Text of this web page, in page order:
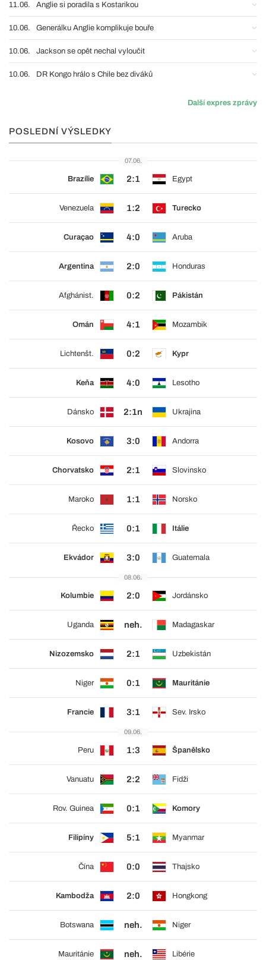
11.06. Anglie si poradila s Kostarikou
10.06. Generálku Anglie komplikuje bouře
10.06. Jackson se opět nechal vyloučit
10.06. DR Kongo hrálo s Chile bez diváků
Další expres zprávy
POSLEDNÍ VÝSLEDKY
07.06.
Brazílie 2:1 Egypt
Venezuela 1:2 Turecko
Curaçao 4:0 Aruba
Argentina 2:0 Honduras
Afghánist. 0:2 Pákistán
Omán 4:1 Mozambik
Lichtenšt. 0:2 Kypr
Keňa 4:0 Lesotho
Dánsko 2:1n Ukrajina
Kosovo 3:0 Andorra
Chorvatsko 2:1 Slovinsko
Maroko 1:1 Norsko
Řecko 0:1 Itálie
Ekvádor 3:0 Guatemala
08.06.
Kolumbie 2:0 Jordánsko
Uganda neh. Madagaskar
Nizozemsko 2:1 Uzbekistán
Niger 0:1 Mauritánie
Francie 3:1 Sev. Irsko
09.06.
Peru 1:3 Španělsko
Vanuatu 2:2 Fidži
Rov. Guinea 0:1 Komory
Filipíny 5:1 Myanmar
Čína 0:0 Thajsko
Kambodža 2:0 Hongkong
Botswana neh. Niger
Mauritánie neh. Libérie